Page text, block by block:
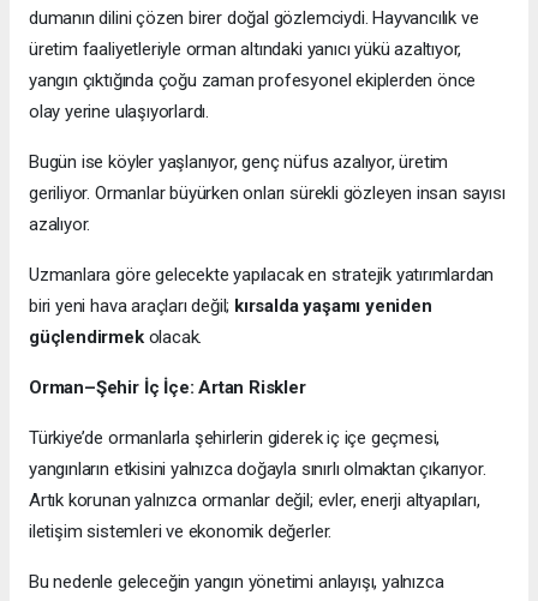
dumanın dilini çözen birer doğal gözlemciydi. Hayvancılık ve
üretim faaliyetleriyle orman altındaki yanıcı yükü azaltıyor,
yangın çıktığında çoğu zaman profesyonel ekiplerden önce
olay yerine ulaşıyorlardı.
Bugün ise köyler yaşlanıyor, genç nüfus azalıyor, üretim
geriliyor. Ormanlar büyürken onları sürekli gözleyen insan sayısı
azalıyor.
Uzmanlara göre gelecekte yapılacak en stratejik yatırımlardan
biri yeni hava araçları değil; kırsalda yaşamı yeniden
güçlendirmekolacak.
Orman–Şehir İç İçe: Artan Riskler
Türkiye’de ormanlarla şehirlerin giderek iç içe geçmesi,
yangınların etkisini yalnızca doğayla sınırlı olmaktan çıkarıyor.
Artık korunan yalnızca ormanlar değil; evler, enerji altyapıları,
iletişim sistemleri ve ekonomik değerler.
Bu nedenle geleceğin yangın yönetimi anlayışı, yalnızca